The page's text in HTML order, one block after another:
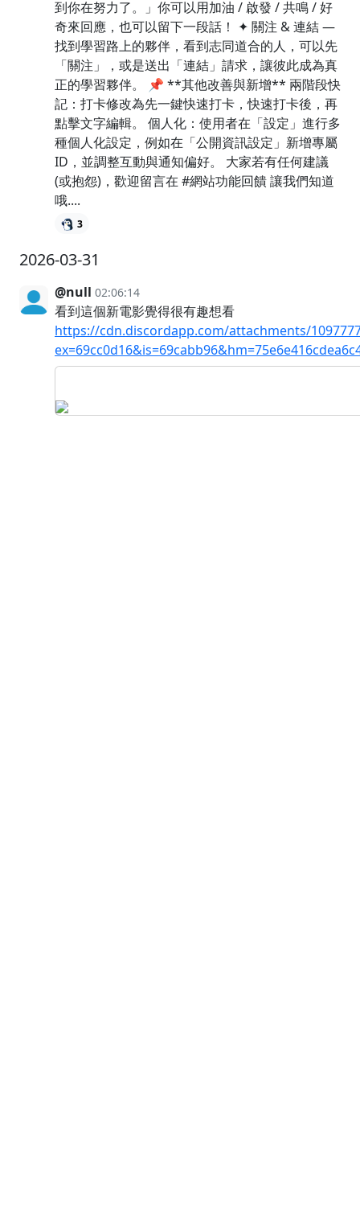
到你在努力了。」你可以用加油 / 啟發 / 共鳴 / 好
奇來回應，也可以留下一段話！ ✦ 關注 & 連結 —
找到學習路上的夥伴，看到志同道合的人，可以先
「關注」，或是送出「連結」請求，讓彼此成為真
正的學習夥伴。 📌 **其他改善與新增** 兩階段快
記：打卡修改為先一鍵快速打卡，快速打卡後，再
點擊文字編輯。 個人化：使用者在「設定」進行多
種個人化設定，例如在「公開資訊設定」新增專屬
ID，並調整互動與通知偏好。 大家若有任何建議
(或抱怨)，歡迎留言在 #網站功能回饋 讓我們知道
哦....
3
2026-03-31
@null 02:06:14
看到這個新電影覺得很有趣想看
https://cdn.discordapp.com/attachments/